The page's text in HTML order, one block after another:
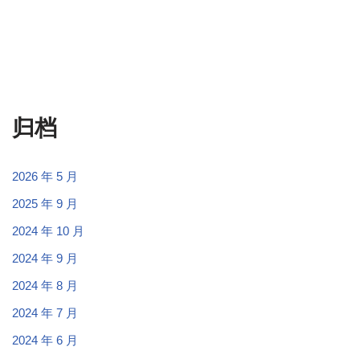
归档
2026 年 5 月
2025 年 9 月
2024 年 10 月
2024 年 9 月
2024 年 8 月
2024 年 7 月
2024 年 6 月